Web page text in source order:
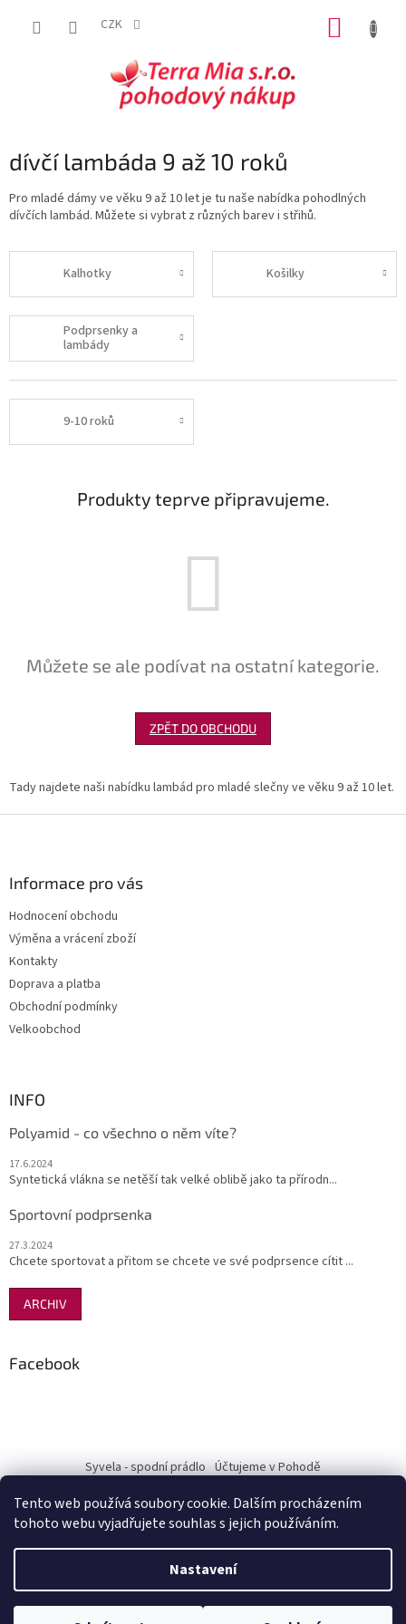
Tento web používá soubory cookie. Dalším procházením
tohoto webu vyjadřujete souhlas s jejich používáním.
Nastavení
CZK
dívčí lambáda 9 až 10 roků
Pro mladé dámy ve věku 9 až 10 let je tu naše nabídka pohodlných
dívčích lambád. Můžete si vybrat z různých barev i střihů.
Kalhotky Košilky
Podprsenky a
lambády
9-10 roků
Produkty teprve připravujeme.
Můžete se ale podívat na ostatní kategorie.
ZPĚT DO OBCHODU
Tady najdete naši nabídku lambád pro mladé slečny ve věku 9 až 10 let.
Informace pro vás
Hodnocení obchodu
Výměna a vrácení zboží
Kontakty
Doprava a platba
Obchodní podmínky
Velkoobchod
INFO
Polyamid - co všechno o něm víte?
17.6.2024
Syntetická vlákna se netěší tak velké oblibě jako ta přírodn...
Sportovní podprsenka
27.3.2024
Chcete sportovat a přitom se chcete ve své podprsence cítit ...
ARCHIV
Facebook
Syvela - spodní prádlo Účtujeme v Pohodě
Copyright 2026Pohodový nákup-Terra Mia. Všechna práva